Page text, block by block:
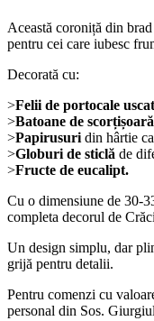
Această coroniță din
pentru cei care iubesc
Decorată cu:
>Felii de portocale
>Batoane de
>Papirusuri din hârtie
>Globuri de sticlă de
>Fructe de eucalipt.
Cu o dimensiune de 30-
completa decorul de
Un design simplu, dar
grijă pentru detalii.
Pentru comenzi cu
personal din Sos.